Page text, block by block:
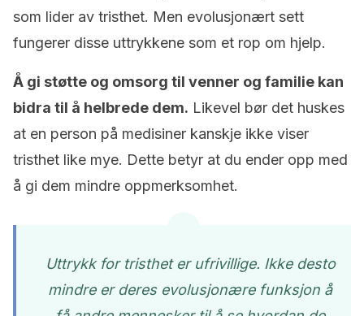
som lider av tristhet. Men evolusjonært sett
fungerer disse uttrykkene som et rop om hjelp.
Å gi støtte og omsorg til venner og familie kan
bidra til å helbrede dem. Likevel bør det huskes
at en person på medisiner kanskje ikke viser
tristhet like mye. Dette betyr at du ender opp med
å gi dem mindre oppmerksomhet.
Uttrykk for tristhet er ufrivillige. Ikke desto
mindre er deres evolusjonære funksjon å